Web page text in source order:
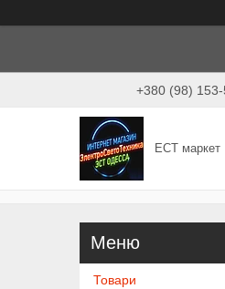
+380 (98)
ЕСТ маркет
Товари